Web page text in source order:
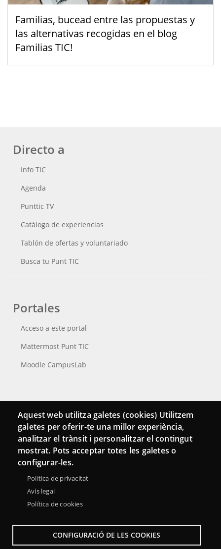
Familias, bucead entre las propuestas y
las alternativas recogidas en el blog
Familias TIC!
Directo a
Info TIC
Agenda
Punttic TV
Catálogo de experiencias
Tablón de ofertas y voluntariado
Busca tu Punt TIC
Portales
Acceso a este portal
Mattermost Punt TIC
Moodle CampusLab
Conecta
Contacto
Hemeroteca
Aquest web utilitza galetes (cookies) Utilitzem
galetes per oferir-te una millor experiència,
analitzar el trànsit i personalitzar el contingut
mostrat. Pots acceptar totes les galetes o
configurar-les.
Política de privacitat
Avís legal
Política de cookies
CONFIGURACIÓ DE LES COOKIES